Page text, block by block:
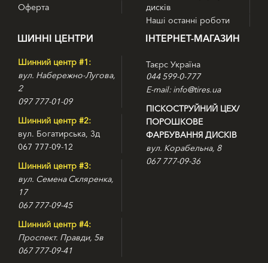
Оферта
дисків
Наші останні роботи
ШИННІ ЦЕНТРИ
Шинний центр #1:
вул. Набережно-Лугова,
2
097 777-01-09
Шинний центр #2:
вул. Богатирська, 3д
067 777-09-12
Шинний центр #3:
вул. Семена Скляренка,
17
067 777-09-45
Шинний центр #4:
Проспект. Правди, 5в
067 777-09-41
ІНТЕРНЕТ-МАГАЗИН
Таєрс Україна
044 599-0-777
E-mail: info@tires.ua
ПІСКОСТРУЙНИЙ ЦЕХ/
ПОРОШКОВЕ
ФАРБУВАННЯ ДИСКІВ
вул. Корабельна, 8
067 777-09-36